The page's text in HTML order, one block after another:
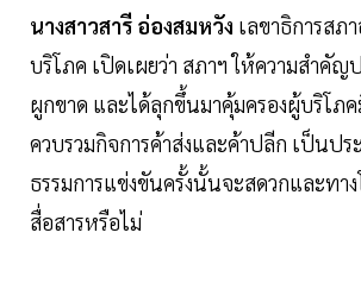
นางสาวสารี อ่องสมหวัง เลขาธิการสภ
บริโภค เปิดเผยว่า สภาฯ ให้ความสำคัญ
ผูกขาด และได้ลุกขึ้นมาคุ้มครองผู้บริโภค
ควบรวมกิจการค้าส่งและค้าปลีก เป็นป
ธรรมการแข่งขันครั้งนั้นจะสดวกและทาง
สื่อสารหรือไม่